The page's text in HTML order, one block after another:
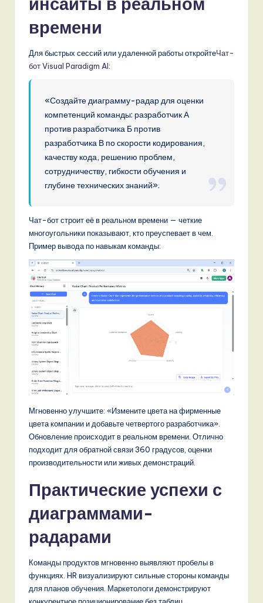
времени
Для быстрых сессий или удаленной работы откройтеЧат-
бот Visual Paradigm AI:
«Создайте диаграмму-радар для оценки
компетенций команды: разработчик А
против разработчика Б против
разработчика В по скорости кодирования,
качеству кода, решению проблем,
сотрудничеству, гибкости обучения и
глубине технических знаний».
Чат-бот строит её в реальном времени — четкие
многоугольники показывают, кто преуспевает в чем.
Пример вывода по навыкам команды:
Мгновенно улучшите: «Измените цвета на фирменные
цвета компании и добавьте четвертого разработчика».
Обновление происходит в реальном времени. Отлично
подходит для обратной связи 360 градусов, оценки
производительности или живых демонстраций.
Практические успехи с
диаграммами-
радарами
Команды продуктов мгновенно выявляют пробелы в
функциях. HR визуализируют сильные стороны команды
для планов обучения. Маркетологи демонстрируют